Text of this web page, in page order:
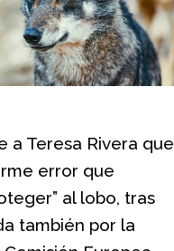
a Teresa Rivera que
error que
al lobo, tras
también por la